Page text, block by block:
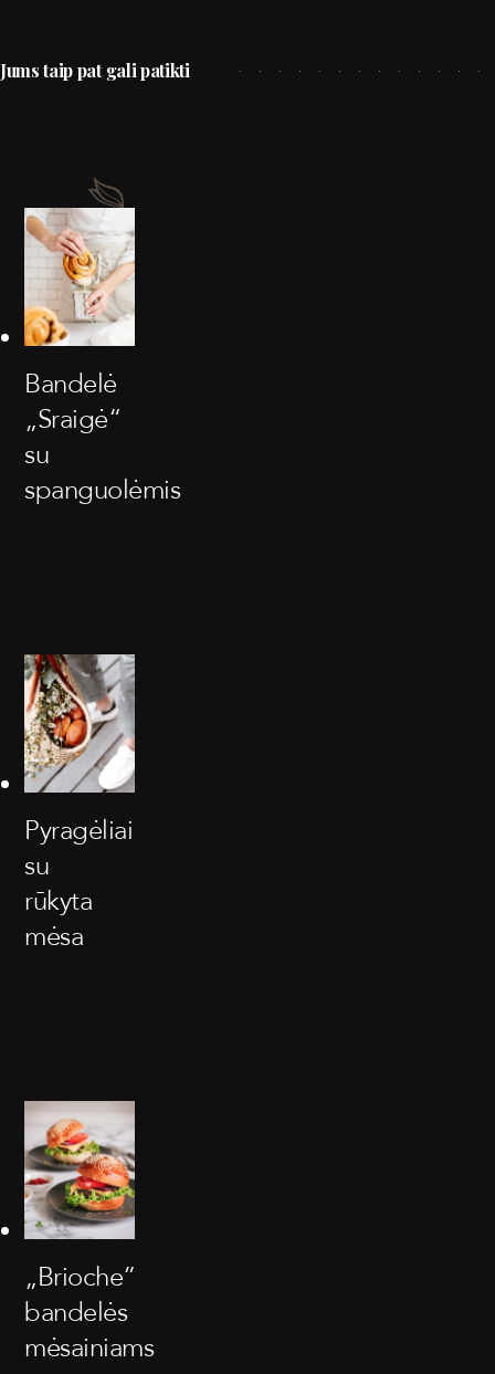
Jums taip pat gali patikti
Bandelė
„Sraigė“
su
spanguolėmis
Pyragėliai
su
rūkyta
mėsa
„Brioche”
bandelės
mėsainiams